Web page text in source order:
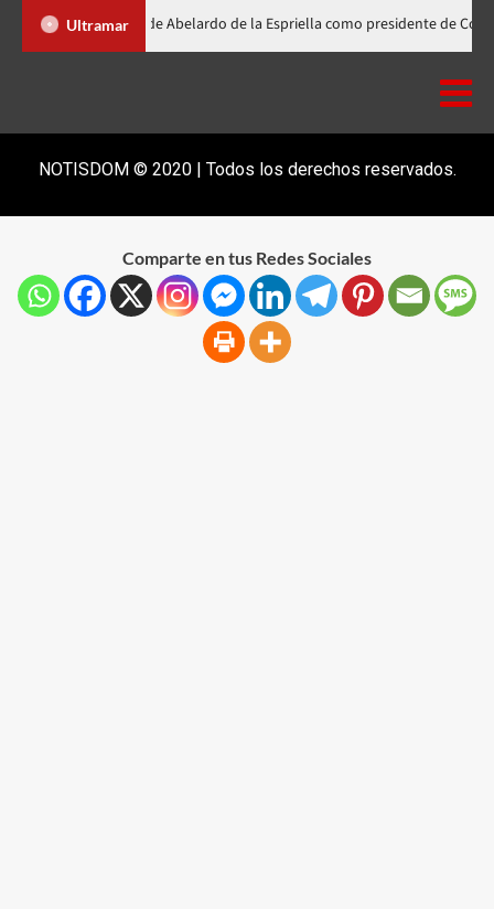
Ultramar
Abinader participa en la investidura de Abelardo de la Espriella como
NOTISDOM © 2020 | Todos los derechos reservados.
Comparte en tus Redes Sociales